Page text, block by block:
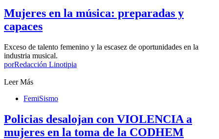
Mujeres en la música: preparadas y
capaces
Exceso de talento femenino y la escasez de oportunidades en la
industria musical.
porRedacción Linotipia
Leer Más
FemiSismo
Policias desalojan con VIOLENCIA a
mujeres en la toma de la CODHEM